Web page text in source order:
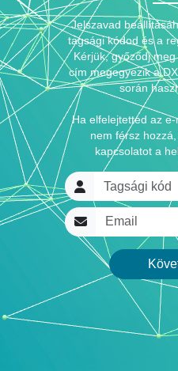
Jelszavad
tagsági kódod és a
Kérjük, győződj
cím megegyezik a
során
Ha elfelejtetted az
nem férsz
kapcsolatot a